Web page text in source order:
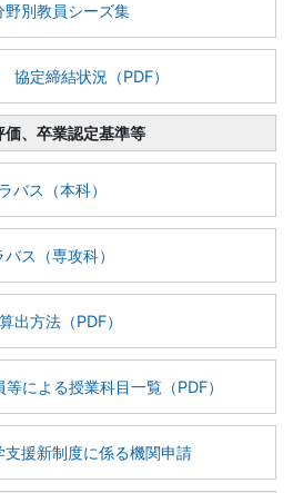
野別教員シーズ集
定締結状況（PDF）
価、卒業認定基準等
バス（本科）
バス（専攻科）
出方法（PDF）
による授業科目一覧（PDF）
支援新制度に係る機関申請